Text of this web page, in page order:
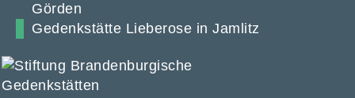
Görden
Gedenkstätte Lieberose in Jamlitz